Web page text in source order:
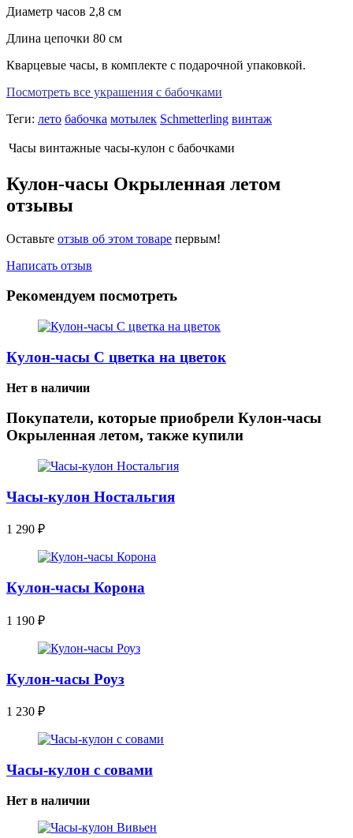
Диаметр часов 2,8 см
Длина цепочки 80 см
Кварцевые часы, в комплекте с подарочной упаковкой.
Посмотреть все украшения с бабочками
Теги: лето бабочка мотылек Schmetterling винтаж
Часы винтажные часы-кулон с бабочками
Кулон-часы Окрыленная летом
отзывы
Оставьте отзыв об этом товаре первым!
Написать отзыв
Рекомендуем посмотреть
Кулон-часы С цветка на цветок
Нет в наличии
Покупатели, которые приобрели Кулон-часы
Окрыленная летом, также купили
Часы-кулон Ностальгия
1 290 ₽
Кулон-часы Корона
1 190 ₽
Кулон-часы Роуз
1 230 ₽
Часы-кулон с совами
Нет в наличии